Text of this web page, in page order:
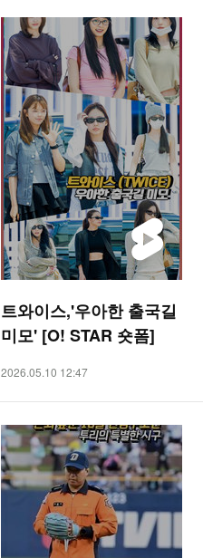
트와이스,'우아한 출국길
미모' [O! STAR 숏폼]
2026.05.10 12:47